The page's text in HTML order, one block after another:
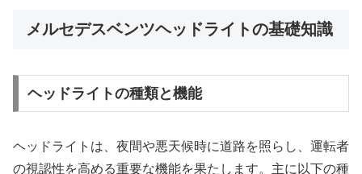
メルセデスベンツヘッドライトの基礎知識
ヘッドライトの種類と機能
ヘッドライトは、夜間や悪天候時に道路を照らし、運転者
の視認性を高める重要な機能を果たします。主に以下の種